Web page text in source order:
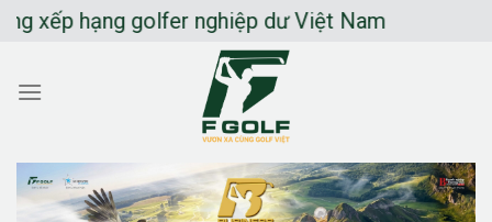
Chuyển
dung
hạng golfer nghiệp dư Việt Nam